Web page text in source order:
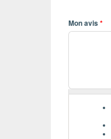
Mon avis*